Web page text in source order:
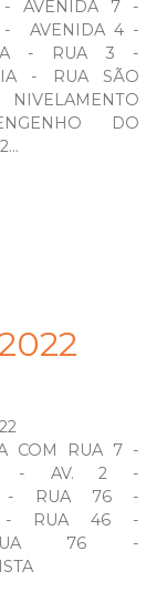
- AVENIDA 7 -
- AVENIDA 4 -
- RUA 3 -
- RUA SÃO
NIVELAMENTO
DO
COM RUA 7 -
- AV. 2 -
- RUA 76 -
- RUA 46 -
- RUA 76 -